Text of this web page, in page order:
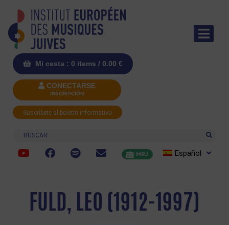
Mi cesta : 0 items / 0.00 €
CONECTARSE
INSCRIPCIÓN
Suscríbete al boletín informativo
Buscar
MRJ Español
FULD, LEO (1912-1997)